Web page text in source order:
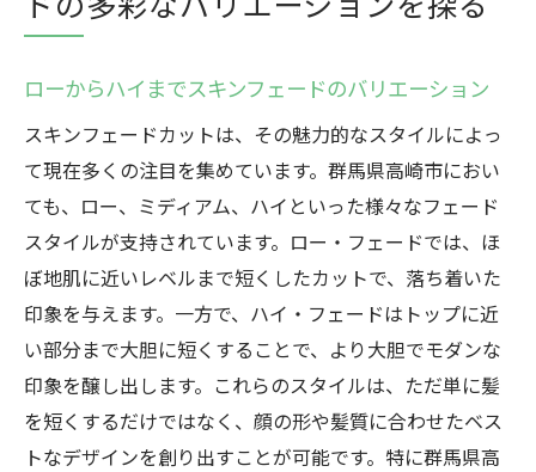
ローからハイまでスキンフェードのバリエーション
スキンフェードカットは、その魅力的なスタイルによっ
て現在多くの注目を集めています。群馬県高崎市におい
ても、ロー、ミディアム、ハイといった様々なフェード
スタイルが支持されています。ロー・フェードでは、ほ
ぼ地肌に近いレベルまで短くしたカットで、落ち着いた
印象を与えます。一方で、ハイ・フェードはトップに近
い部分まで大胆に短くすることで、より大胆でモダンな
印象を醸し出します。これらのスタイルは、ただ単に髪
を短くするだけではなく、顔の形や髪質に合わせたベス
トなデザインを創り出すことが可能です。特に群馬県高